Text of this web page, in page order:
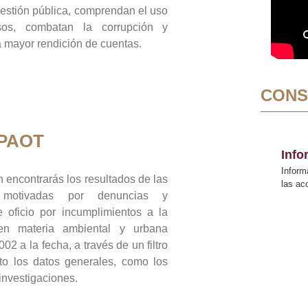
pública, comprendan el uso
combatan la corrupción y
mayor rendición de cuentas.
encontrarás los resultados de las
motivadas por denuncias y
oficio por incumplimientos a la
materia ambiental y urbana
a la fecha, a través de un filtro
los datos generales, como los
las